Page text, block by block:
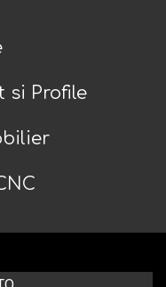
si Profile